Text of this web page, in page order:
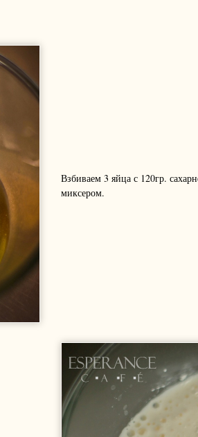
Взбиваем 3 яйца с 120гр.
миксером.